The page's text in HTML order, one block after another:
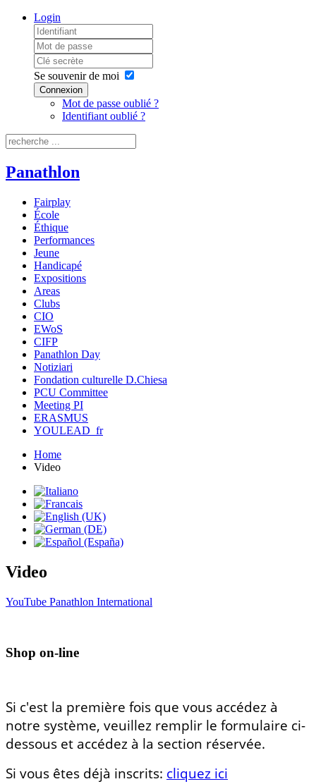
Login
Se souvenir de moi
Connexion
Mot de passe oublié ?
Identifiant oublié ?
Panathlon
Fairplay
École
Éthique
Performances
Jeune
Handicapé
Expositions
Areas
Clubs
CIO
EWoS
CIFP
Panathlon Day
Notiziari
Fondation culturelle D.Chiesa
PCU Committee
Meeting PI
ERASMUS
YOULEAD_fr
Home
Video
Video
YouTube Panathlon International
Shop on-line
Si c'est la première fois que vous accédez à
notre système, veuillez remplir le formulaire ci-
dessous et accédez à la section réservée.
Si vous êtes déjà inscrits: cliquez ici